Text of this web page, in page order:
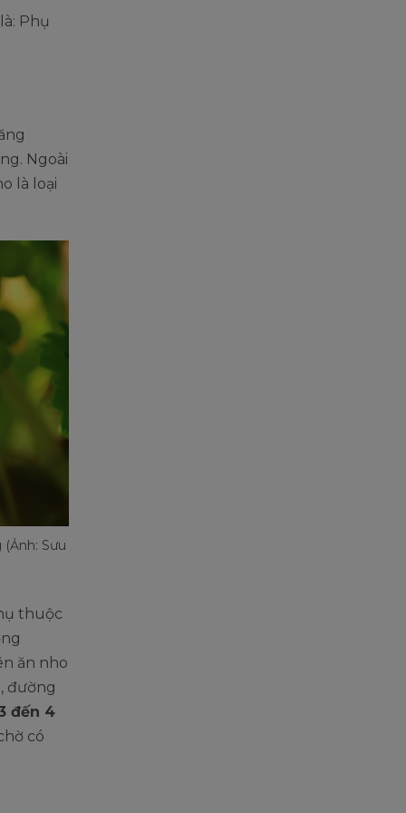
Phụ
Ngoài
là loại
Sưu
thuộc
ăn nho
đường
đến 4
có